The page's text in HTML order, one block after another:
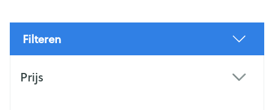
Filteren
Prijs